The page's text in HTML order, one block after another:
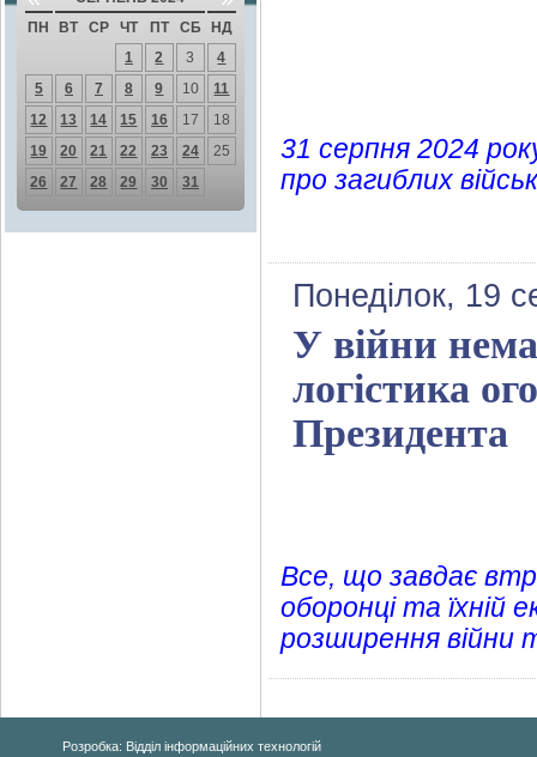
ПН ВТ СР ЧТ ПТ СБ
НД
1
2 3
4
5
6 7 8 9 10
11
12
13 14 15 16 17
18
19
20 21 22 23 24
25
26
27 28 29 30 31
31 серпня 2024
про загиблих
Понеділок, 19
У війни
логістика
Президента
Все, що завдає
оборонці та їхній
розширення війни
Розробка: Відділ інформаційних технологій